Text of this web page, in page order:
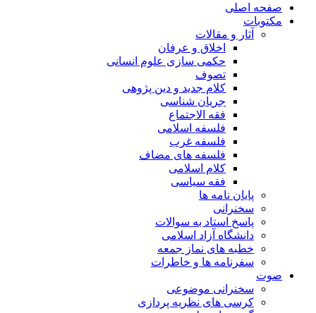
صفحه اصلی
مکتوبات
آثار و مقالات
اخلاق و عرفان
حکمی سازی علوم انسانی
تصوف
کلام جدید و دین پژوهی
جریان شناسی
فقه الاجتماع
فلسفه اسلامی
فلسفه غرب
فلسفه های مضاف
کلام اسلامی
فقه سیاسی
پایان نامه ها
سخنرانی
پاسخ استاد به سوالات
دانشگاه آزاد اسلامی
خطبه های نماز جمعه
سفرنامه ها و خاطرات
صوت
سخنرانی موضوعی
کرسی های نظریه پردازی